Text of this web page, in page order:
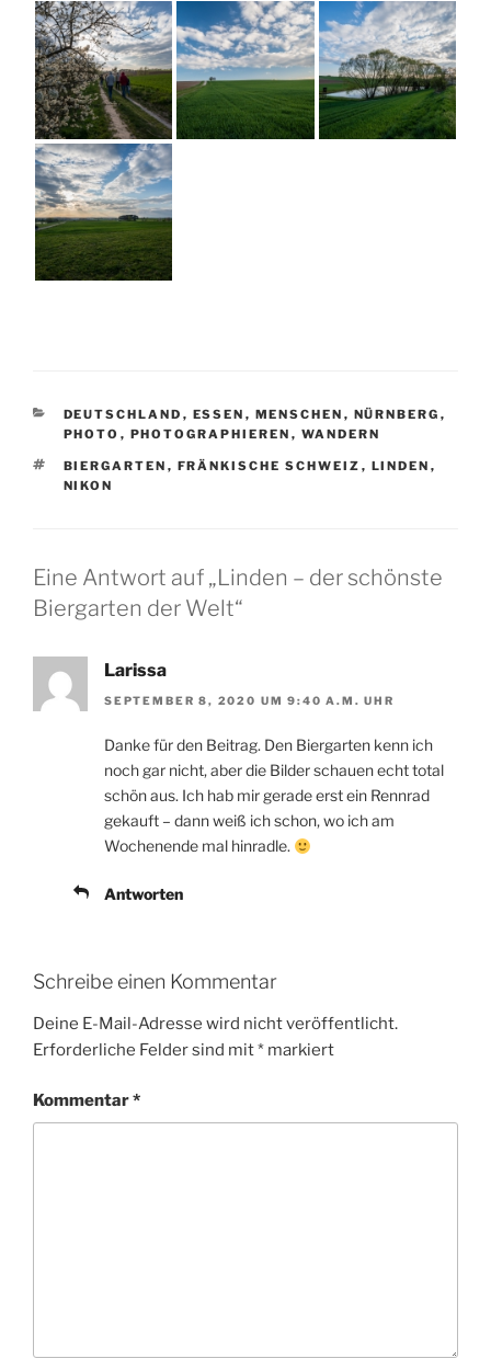
KATEGORIEN
DEUTSCHLAND , ESSEN , MENSCHEN , NÜRNBERG ,
PHOTO , PHOTOGRAPHIEREN , WANDERN
SCHLAGWÖRTER
BIERGARTEN , FRÄNKISCHE SCHWEIZ , LINDEN ,
NIKON
Eine Antwort auf „Linden – der schönste
Biergarten der Welt“
Larissa
SEPTEMBER 8, 2020 UM 9:40 A.M. UHR
Danke für den Beitrag. Den Biergarten kenn ich
noch gar nicht, aber die Bilder schauen echt total
schön aus. Ich hab mir gerade erst ein Rennrad
gekauft – dann weiß ich schon, wo ich am
Wochenende mal hinradle.
Antworten
Schreibe einen Kommentar
Deine E-Mail-Adresse wird nicht veröffentlicht.
Erforderliche Felder sind mit* markiert
Kommentar*